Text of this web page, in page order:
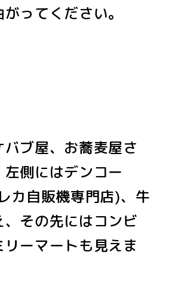
ってください。
ブ屋、お蕎麦屋さ
側にはデンコー
カ自販機専門店)、牛
その先にはコンビ
ーマートも見えま